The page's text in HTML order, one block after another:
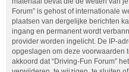
Forum” is gehost of internationale
plaatsen van dergelijke berichten
ingang en permanent wordt
provider worden ingelicht. De IP-
opgeslagen om deze voorwaarden
akkoord dat “Driving-Fun Forum”